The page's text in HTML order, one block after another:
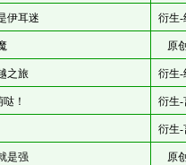
伊耳迷 衍生-
原
之旅 衍生-
！ 衍生-
衍生-
是强 原